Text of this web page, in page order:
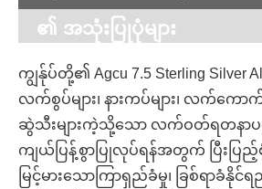
၏ အသုံးပြုပုံများ
ကျွန်ုပ်တို့၏ Agcu 7.5 Sterling Silver
လက်စွပ်များ၊ နားကပ်များ၊ လက်ကော
ဆွဲသီးများကဲ့သို့သော လက်ဝတ်ရတနာပစ္
ကျယ်ပြန့်စွာပြုလုပ်ရန်အတွက် ပြီးပြ
မြင့်မားသောကြာရှည်ခံမှု၊ ခြစ်ရာခံနိုင်ရ